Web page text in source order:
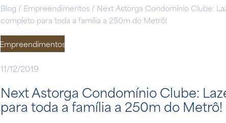
Blog / Empreendimentos / Next Astorga Condomínio Clube:
completo para toda a família a 250m do Metrô!
Empreendimentos
11/12/2019
Next Astorga Condomínio Clube:
para toda a família a 250m do Metrô!